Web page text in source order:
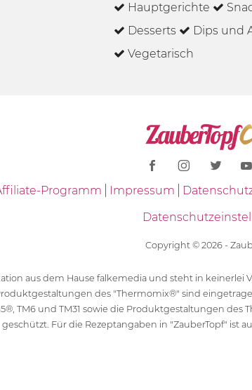
Hauptgerichte
Desserts
Dips und
Vegetarisch
Programm Impressum
Copyright © 2026 -
aus dem Hause falkemedia und steht in
des "Thermomix®" sind
TM6 und TM31 sowie die Produktgestaltungen
geschützt. Für die Rezeptangaben in "ZauberTopf" ist